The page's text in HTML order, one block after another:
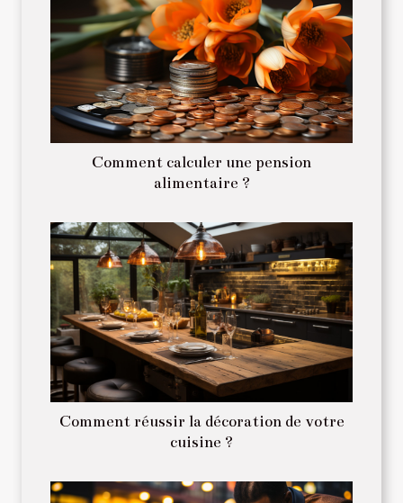
Comment calculer une pension
alimentaire ?
Comment réussir la décoration de votre
cuisine ?